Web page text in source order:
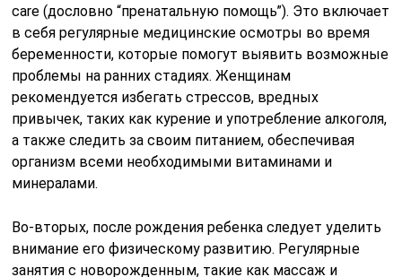
care (дословно “пренатальную помощь”). Это включает
в себя регулярные медицинские осмотры во время
беременности, которые помогут выявить возможные
проблемы на ранних стадиях. Женщинам
рекомендуется избегать стрессов, вредных
привычек, таких как курение и употребление алкоголя,
а также следить за своим питанием, обеспечивая
организм всеми необходимыми витаминами и
минералами.
Во-вторых, после рождения ребенка следует уделить
внимание его физическому развитию. Регулярные
занятия с новорожденным, такие как массаж и